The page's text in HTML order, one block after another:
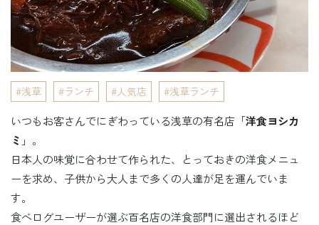
浅草 ランチ 人気店 浅草ランチ
いつもお客さんでにぎわっている浅草の有名店「洋食ヨシカ
ミ 」。
日本人の味覚に合わせて作られた、とっておきの洋食メニュ
ーを求め、子供から大人まで多くの人達が足を運んでいま
す。
食べログユーザーが選ぶ百名店の洋食部門に選出されるほど